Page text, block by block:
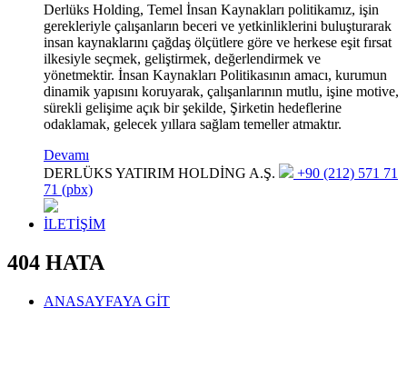
Derlüks Holding, Temel İnsan Kaynakları politikamız, işin
gerekleriyle çalışanların beceri ve yetkinliklerini buluşturarak
insan kaynaklarını çağdaş ölçütlere göre ve herkese eşit fırsat
ilkesiyle seçmek, geliştirmek, değerlendirmek ve
yönetmektir. İnsan Kaynakları Politikasının amacı, kurumun
dinamik yapısını koruyarak, çalışanlarının mutlu, işine motive,
sürekli gelişime açık bir şekilde, Şirketin hedeflerine
odaklamak, gelecek yıllara sağlam temeller atmaktır.
Devamı
DERLÜKS YATIRIM HOLDİNG A.Ş.
+90 (212) 571 71
71 (pbx)
İLETİŞİM
404 HATA
ANASAYFAYA GİT